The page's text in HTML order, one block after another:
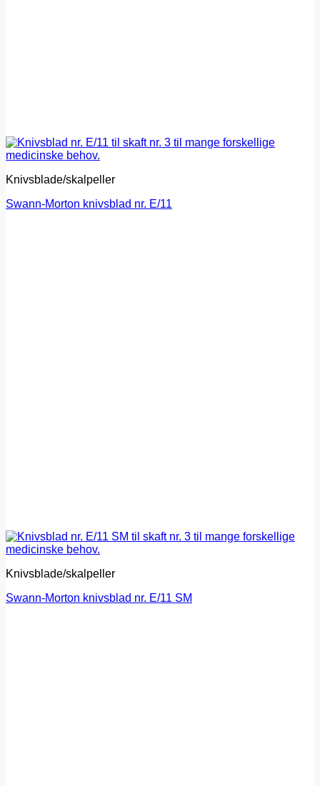
Knivsblade/skalpeller
Swann-Morton knivsblad nr. E/11
Knivsblade/skalpeller
Swann-Morton knivsblad nr. E/11 SM